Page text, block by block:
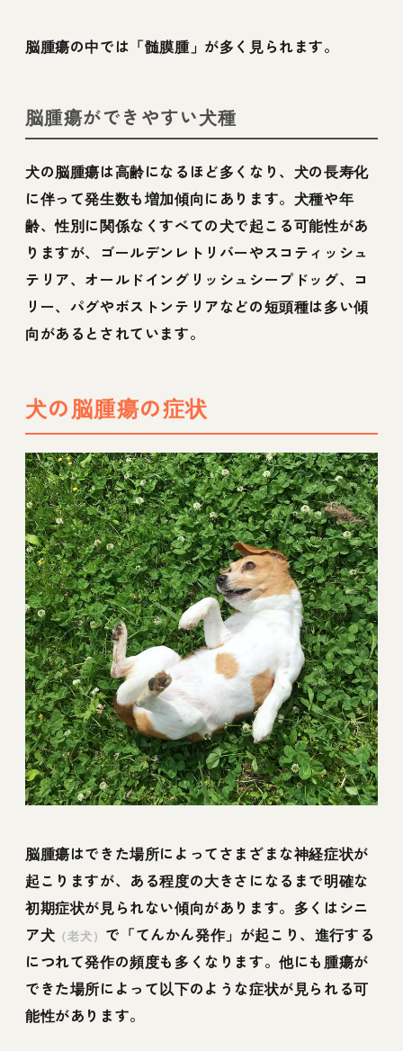
脳腫瘍の中では「髄膜腫」が多く見られます。
脳腫瘍ができやすい犬種
犬の脳腫瘍は高齢になるほど多くなり、犬の長寿化
に伴って発生数も増加傾向にあります。犬種や年
齢、性別に関係なくすべての犬で起こる可能性があ
りますが、ゴールデンレトリバーやスコティッシュ
テリア、オールドイングリッシュシープドッグ、コ
リー、パグやボストンテリアなどの短頭種は多い傾
向があるとされています。
犬の脳腫瘍の症状
脳腫瘍はできた場所によってさまざまな神経症状が
起こりますが、ある程度の大きさになるまで明確な
初期症状が見られない傾向があります。多くはシニ
ア犬 （老犬） で「てんかん発作」が起こり、進行する
につれて発作の頻度も多くなります。他にも腫瘍が
できた場所によって以下のような症状が見られる可
能性があります。